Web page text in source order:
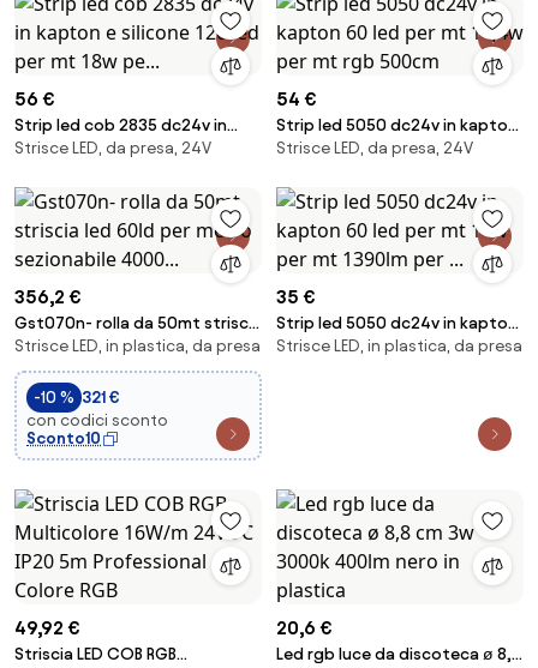
56 €
Strip led cob 2835 dc24v in
kapton e silicone 120 led per mt
Strisce LED, da presa, 24V
54 €
Strip led 5050 dc24v in kapton
60 led per mt 14,4w per mt rgb
Strisce LED, da presa, 24V
356,2 €
Gst070n- rolla da 50mt striscia
led 60ld per metro sezionabile
4000...
Strisce LED, in plastica, da presa
-10 % 321 €
con codici sconto
Sconto10
35 €
Strip led 5050 dc24v in kapton
60 led per mt 14w per mt
Strisce LED, in plastica, da presa
49,92 €
Striscia LED COB RGB
20,6 €
Led rgb luce da discoteca ø 8,8